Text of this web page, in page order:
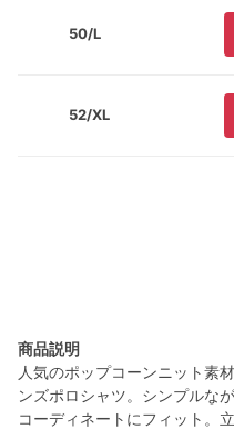
50/L
52/XL
商品説明
人気のポップコーンニット素
ンズポロシャツ。シンプルな
コーディネートにフィット。